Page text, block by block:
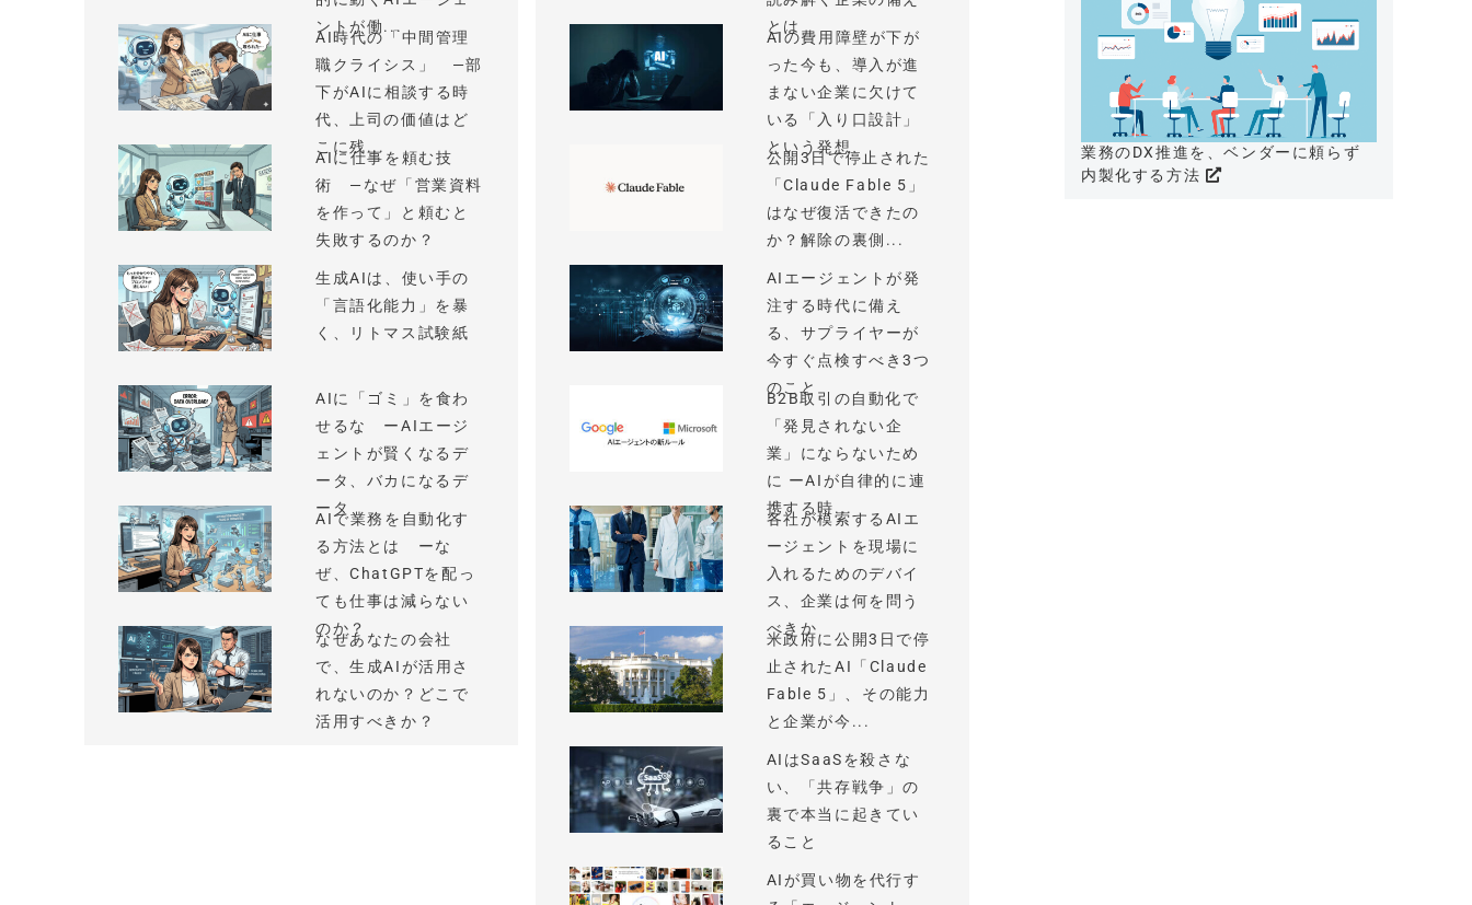
ントが働...
AI時代の「中間管理
職クライシス」 —部
下がAIに相談する時
代、上司の価値はど
こに残...
AIに仕事を頼む技
術 —なぜ「営業資料
を作って」と頼むと
失敗するのか？
生成AIは、使い手の
「言語化能力」を暴
く、リトマス試験紙
AIに「ゴミ」を食わ
せるな ーAIエージ
ェントが賢くなるデ
ータ、バカになるデ
ータ
AIで業務を自動化す
る方法とは ーな
ぜ、ChatGPTを配っ
ても仕事は減らない
のか？
なぜあなたの会社
で、生成AIが活用さ
れないのか？どこで
活用すべきか？
とは
AIの費用障壁が下が
った今も、導入が進
まない企業に欠けて
いる「入り口設計」
という発想
公開3日で停止された
「Claude Fable 5」
はなぜ復活できたの
か？解除の裏側...
AIエージェントが発
注する時代に備え
る、サプライヤーが
今すぐ点検すべき3つ
のこと
B2B取引の自動化で
「発見されない企
業」にならないため
に ーAIが自律的に連
携する時...
各社が模索するAIエ
ージェントを現場に
入れるためのデバイ
ス、企業は何を問う
べきか
米政府に公開3日で停
止されたAI「Claude
Fable 5」、その能力
と企業が今...
AIはSaaSを殺さな
い、「共存戦争」の
裏で本当に起きてい
ること
AIが買い物を代行す
業務のDX推進を、ベンダーに頼らず
内製化する方法